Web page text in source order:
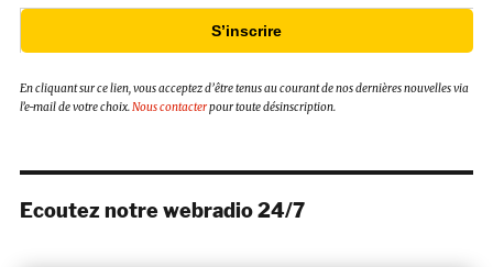
S’inscrire
En cliquant sur ce lien, vous acceptez d’être tenus au courant de nos dernières nouvelles via
l’e-mail de votre choix.Nous contacterpour toute désinscription.
Ecoutez notre webradio 24/7